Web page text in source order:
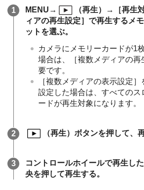
MENU → （再生）→ ［再生
ィアの再生設定］ で再生するメ
ットを選ぶ。
カメラにメモリーカードが1
場合は、
［複数メディアの再
要です。
［複数メディアの表示設定］
設定した場合は、すべてのス
ードが再生対象になります。
（再生）ボタンを押して、
コントロールホイールで再生し
央を押して再生する。